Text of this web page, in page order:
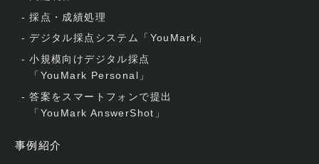
- 採点・成績処理
- デジタル採点システム「YouMark」
- 小規模向けデジタル採点
「YouMark Personal」
- 答案をスマートフォンで提出
「YouMark AnswerShot」
事例紹介